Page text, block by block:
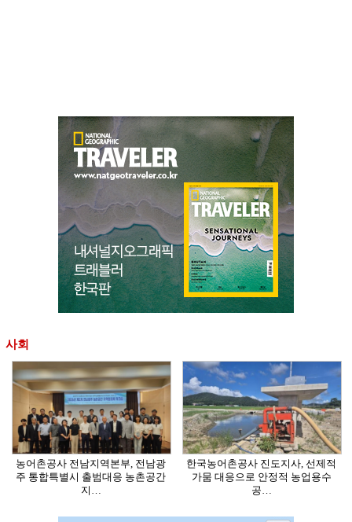
사회
농어촌공사 전남지역본부, 전남광
주 통합특별시 출범대응 농촌공간
지…
한국농어촌공사 진도지사, 선제적
가뭄 대응으로 안정적 농업용수
공…